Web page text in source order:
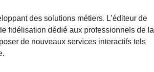
des solutions métiers. L’éditeur de
fidélisation dédié aux professionnels de la
de nouveaux services interactifs tels